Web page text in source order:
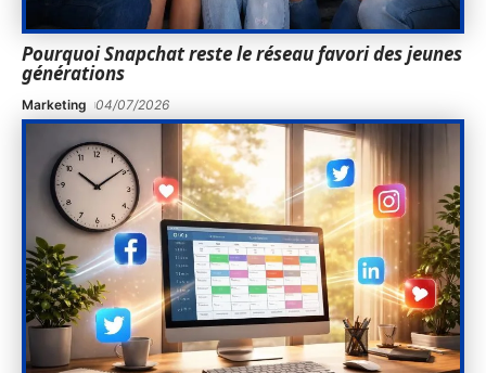
Pourquoi Snapchat reste le réseau favori des jeunes
générations
Marketing 04/07/2026